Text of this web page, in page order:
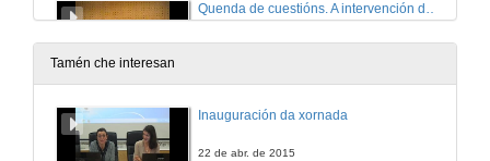
Quenda de cuestións. A intervención da vítima trala reforma do C.P. L.O. 1/2015
1 de abr. de 2016
Presentación do ponente
Tamén che interesan
Inauguración da xornada
22 de abr. de 2015